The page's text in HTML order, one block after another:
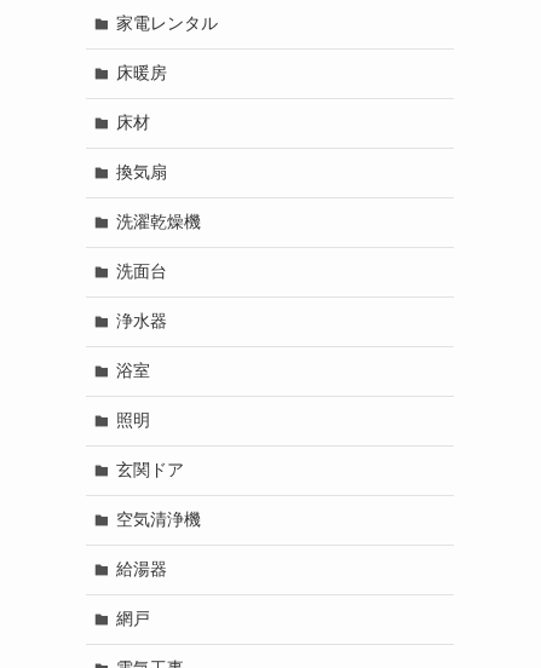
家電レンタル
床暖房
床材
換気扇
洗濯乾燥機
洗面台
浄水器
浴室
照明
玄関ドア
空気清浄機
給湯器
網戸